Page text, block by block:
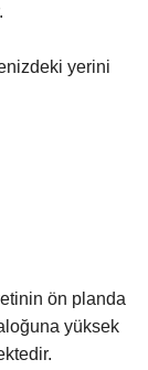
yerini
ön planda
yüksek